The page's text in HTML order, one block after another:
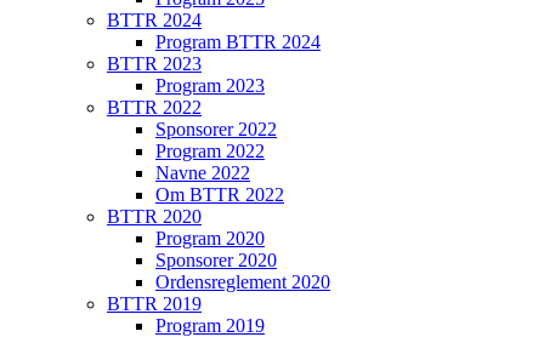
BTTR 2024
Program BTTR 2024
BTTR 2023
Program 2023
BTTR 2022
Sponsorer 2022
Program 2022
Navne 2022
Om BTTR 2022
BTTR 2020
Program 2020
Sponsorer 2020
Ordensreglement 2020
BTTR 2019
Program 2019